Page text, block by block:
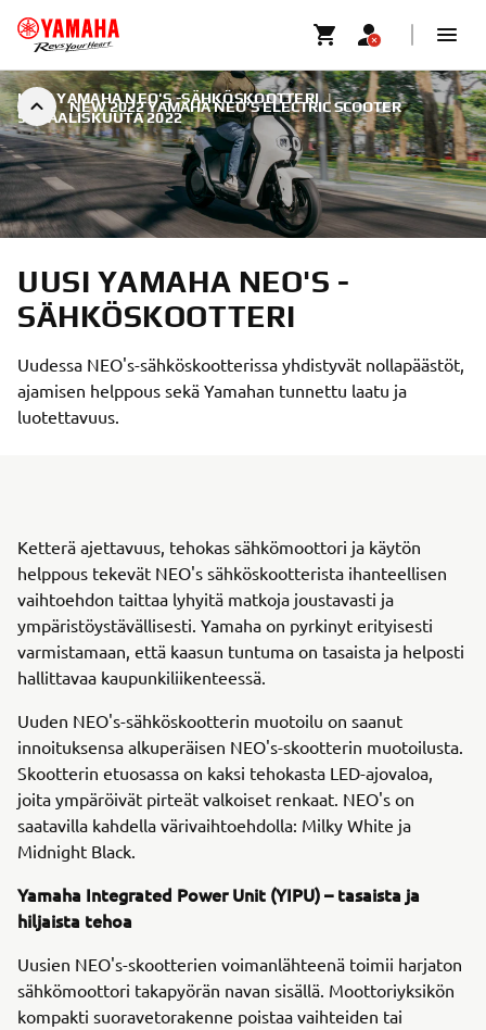
NEW 2022 YAMAHA NEO’S ELECTRIC SCOOTER
UUSI YAMAHA NEO'S -SÄHKÖSKOOTTERI |
9. MAALISKUUTA 2022
UUSI YAMAHA NEO'S -
SÄHKÖSKOOTTERI
Uudessa NEO's-sähköskootterissa yhdistyvät nollapäästöt,
ajamisen helppous sekä Yamahan tunnettu laatu ja
luotettavuus.
Ketterä ajettavuus, tehokas sähkömoottori ja käytön
helppous tekevät NEO's sähköskootterista ihanteellisen
vaihtoehdon taittaa lyhyitä matkoja joustavasti ja
ympäristöystävällisesti. Yamaha on pyrkinyt erityisesti
varmistamaan, että kaasun tuntuma on tasaista ja helposti
hallittavaa kaupunkiliikenteessä.
Uuden NEO's-sähköskootterin muotoilu on saanut
innoituksensa alkuperäisen NEO's-skootterin muotoilusta.
Skootterin etuosassa on kaksi tehokasta LED-ajovaloa,
joita ympäröivät pirteät valkoiset renkaat. NEO's on
saatavilla kahdella värivaihtoehdolla: Milky White ja
Midnight Black.
Yamaha Integrated Power Unit (YIPU) – tasaista ja
hiljaista tehoa
Uusien NEO's-skootterien voimanlähteenä toimii harjaton
sähkömoottori takapyörän navan sisällä. Moottoriyksikön
kompakti suoravetorakenne poistaa vaihteiden tai